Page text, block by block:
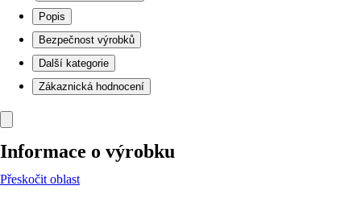
Popis
Bezpečnost výrobků
Další kategorie
Zákaznická hodnocení
Informace o výrobku
Přeskočit oblast